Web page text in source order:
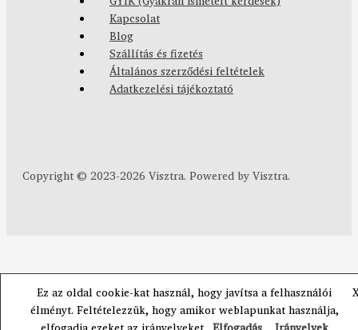
Kapcsolat
Blog
Szállítás és fizetés
Általános szerződési feltételek
Adatkezelési tájékoztató
Copyright © 2023-2026 Visztra. Powered by Visztra.
Ez az oldal cookie-kat használ, hogy javítsa a felhasználói
élményt. Feltételezzük, hogy amikor weblapunkat használja,